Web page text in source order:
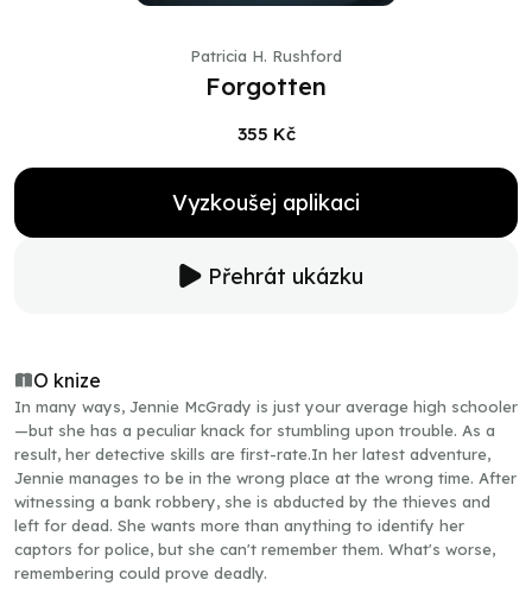
Patricia H. Rushford
Forgotten
355 Kč
Vyzkoušej aplikaci
Přehrát ukázku
O knize
In many ways, Jennie McGrady is just your average high schooler
—but she has a peculiar knack for stumbling upon trouble. As a
result, her detective skills are first-rate.In her latest adventure,
Jennie manages to be in the wrong place at the wrong time. After
witnessing a bank robbery, she is abducted by the thieves and
left for dead. She wants more than anything to identify her
captors for police, but she can't remember them. What's worse,
remembering could prove deadly.